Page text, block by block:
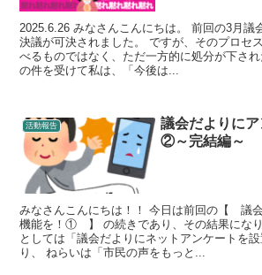
2025.6.26 みなさんこんにちは。 前回の3月議
決議が可決されました。 ですが、そのプロセ
べるものではなく、ただ一方的に処分が下さ
の件を受けて私は、「今後は...
活動報告
議会だよりにア
②～完結編～
みなさんこんにちは！！ 今日は前回の【 議
機能を！① 】 の続きであり、その結果にな
としては「議会だよりにネットアンケートを
り、 ねらいは「市民の声をもっと...